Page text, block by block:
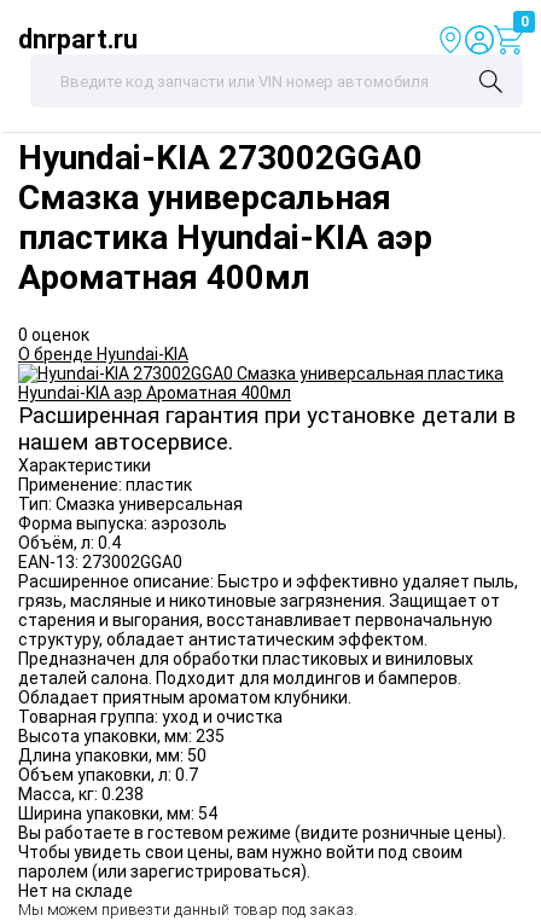
dnrpart.ru
0
Hyundai-KIA 273002GGA0
Смазка универсальная
пластика Hyundai-KIA аэр
Ароматная 400мл
0 оценок
О бренде Hyundai-KIA
Расширенная гарантия при установке детали в
нашем автосервисе.
Характеристики
Применение: пластик
Тип: Смазка универсальная
Форма выпуска: аэрозоль
Объём, л: 0.4
EAN-13: 273002GGA0
Расширенное описание: Быстро и эффективно удаляет пыль,
грязь, масляные и никотиновые загрязнения. Защищает от
старения и выгорания, восстанавливает первоначальную
структуру, обладает антистатическим эффектом.
Предназначен для обработки пластиковых и виниловых
деталей салона. Подходит для молдингов и бамперов.
Обладает приятным ароматом клубники.
Товарная группа: уход и очистка
Высота упаковки, мм: 235
Длина упаковки, мм: 50
Объем упаковки, л: 0.7
Масса, кг: 0.238
Ширина упаковки, мм: 54
Вы работаете в гостевом режиме (видите розничные цены).
Чтобы увидеть свои цены, вам нужно войти под своим
паролем (или зарегистрироваться).
Нет на складе
Мы можем привезти данный товар под заказ.